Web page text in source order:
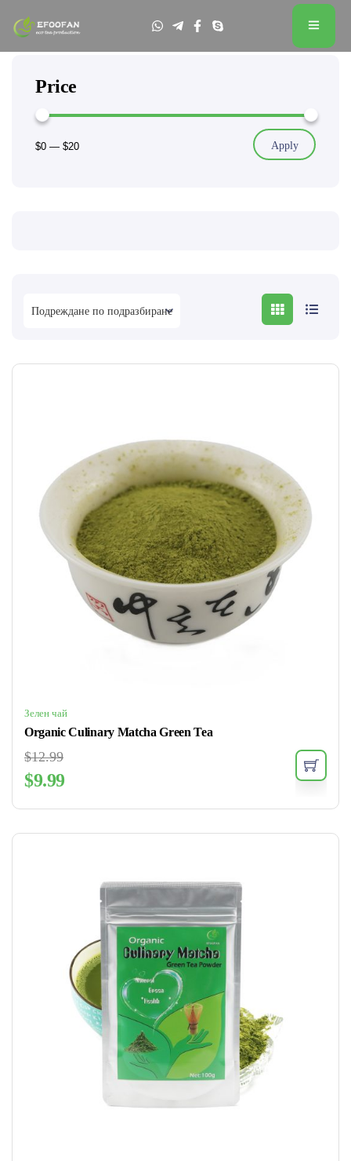
Зелен чай
Organic Culinary Matcha Green Tea
$12.99
$9.99
Price
Apply
$0 — $20